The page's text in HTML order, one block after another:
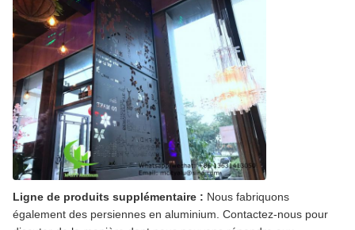
Ligne de produits supplémentaire : Nous fabriquons
également des persiennes en aluminium. Contactez-nous pour